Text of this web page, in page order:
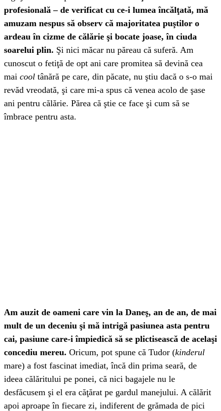
profesională – de verificat cu ce-i lumea încălţată, mă
amuzam nespus să observ că majoritatea puştilor o
ardeau în cizme de călărie şi bocate joase, în ciuda
soarelui plin. Şi nici măcar nu păreau că suferă. Am
cunoscut o fetiţă de opt ani care promitea să devină cea
mai cool tânără pe care, din păcate, nu ştiu dacă o s-o mai
revăd vreodată, şi care mi-a spus că venea acolo de şase
ani pentru călărie. Părea că ştie ce face şi cum să se
îmbrace pentru asta.
Am auzit de oameni care vin la Daneş, an de an, de mai
mult de un deceniu şi mă intrigă pasiunea asta pentru
cai, pasiune care-i împiedică să se plictisească de acelaşi
concediu mereu. Oricum, pot spune că Tudor (kinderul
mare) a fost fascinat imediat, încă din prima seară, de
ideea călăritului pe ponei, că nici bagajele nu le
desfăcusem şi el era căţărat pe gardul manejului. A călărit
apoi aproape în fiecare zi, indiferent de grămada de pici